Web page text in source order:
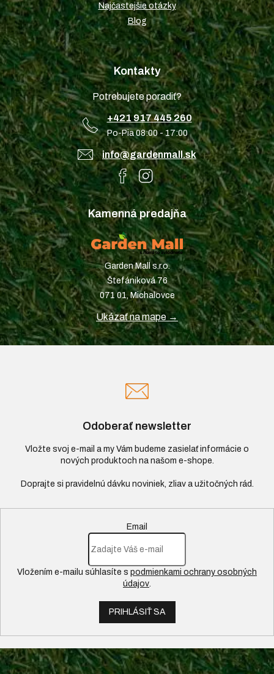
Najčastejšie otázky
Blog
Kontakty
Potrebujete poradiť?
+421 917 445 260
Po-Pia 08:00 - 17:00
info@gardenmall.sk
Kamenná predajňa
Garden Mall s.r.o.
Štefániková 76
071 01, Michalovce
Ukázať na mape →
Odoberať newsletter
Vložte svoj e-mail a my Vám budeme zasielať informácie o
nových produktoch na našom e-shope.
Email
Vložením e-mailu súhlasíte s podmienkami ochrany osobných
údajov.
PRIHLÁSIŤ SA